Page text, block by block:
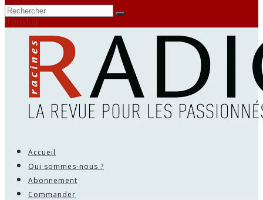
0 produit
Accueil
Qui sommes-nous ?
Abonnement
Commander